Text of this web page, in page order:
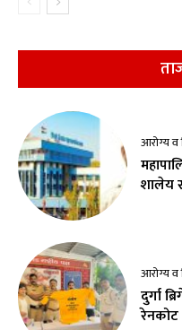
आरोग्य व
शालेय
आरोग्य व
दुर्गा
रेनकोट